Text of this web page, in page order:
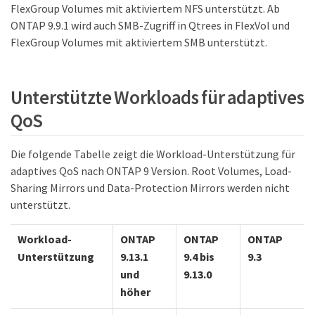
FlexGroup Volumes mit aktiviertem NFS unterstützt. Ab
ONTAP 9.9.1 wird auch SMB-Zugriff in Qtrees in FlexVol und
FlexGroup Volumes mit aktiviertem SMB unterstützt.
Unterstützte Workloads für adaptives
QoS
Die folgende Tabelle zeigt die Workload-Unterstützung für
adaptives QoS nach ONTAP 9 Version. Root Volumes, Load-
Sharing Mirrors und Data-Protection Mirrors werden nicht
unterstützt.
Workload-
Unterstützung
ONTAP
9.13.1
und
höher
ONTAP
9.4 bis
9.13.0
ONTAP
9.3